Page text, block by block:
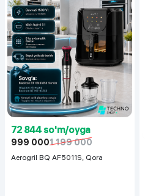
72 844 so'm/oyga
999 0001 199 000
Aerogril BQ AF5011S, Qora